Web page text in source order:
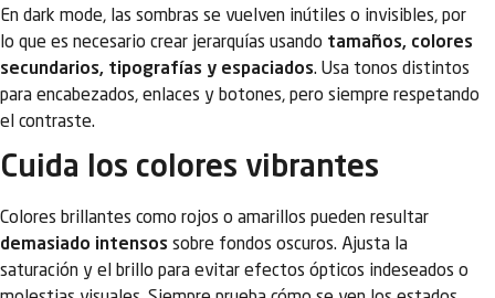
En dark mode, las sombras se vuelven inútiles o invisibles, por
lo que es necesario crear jerarquías usando tamaños, colores
secundarios, tipografías y espaciados. Usa tonos distintos
para encabezados, enlaces y botones, pero siempre respetando
el contraste.
Cuida los colores vibrantes
Colores brillantes como rojos o amarillos pueden resultar
demasiado intensos sobre fondos oscuros. Ajusta la
saturación y el brillo para evitar efectos ópticos indeseados o